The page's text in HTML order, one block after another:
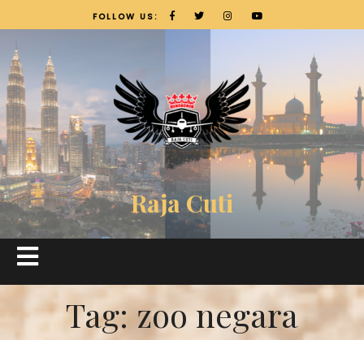
FOLLOW US:
Raja Cuti
Tag:zoo negara